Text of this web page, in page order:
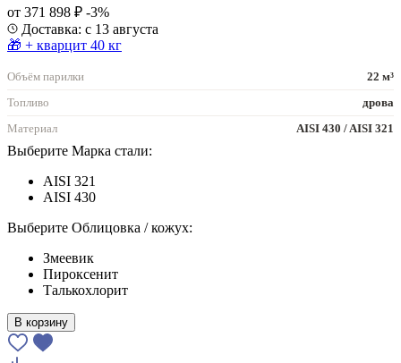
от 371 898 ₽ -3%
Доставка: с 13 августа
🎁 + кварцит 40 кг
Объём парилки
22 м³
Топливо
дрова
Материал
AISI 430 / AISI 321
Выберите Марка стали:
AISI 321
AISI 430
Выберите Облицовка / кожух:
Змеевик
Пироксенит
Талькохлорит
В корзину